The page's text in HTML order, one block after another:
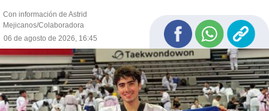
Con información de Astrid
Mejicanos/Colaboradora
06 de agosto de 2026, 16:45